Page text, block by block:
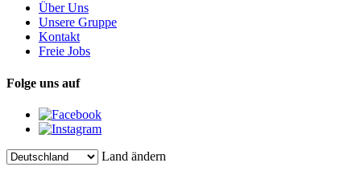
Über Uns
Unsere Gruppe
Kontakt
Freie Jobs
Folge uns auf
Land ändern